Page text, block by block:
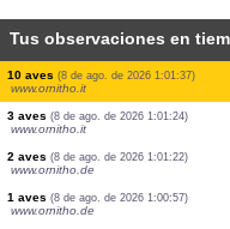
Tus observaciones en
1 aves (8 de ago. de 2026 1:04:59)
www.ornitho.it
18 aves (8 de ago. de 2026 1:04:45)
www.ornitho.it
2 aves (8 de ago. de 2026 1:04:17)
www.ornitho.it
2 aves (8 de ago. de 2026 1:04:02)
www.ornitho.it